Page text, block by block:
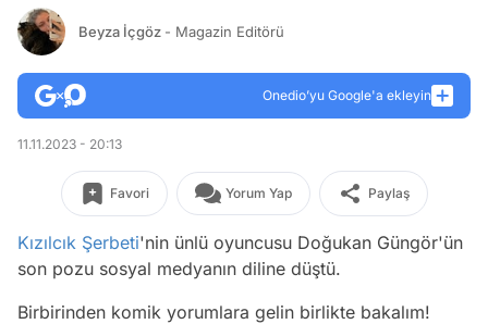
Beyza İçgöz - Magazin Editörü
Onedio’yu Google'a ekleyin
11.11.2023 - 20:13
Favori Yorum Yap Paylaş
Kızılcık Şerbeti'nin ünlü oyuncusu Doğukan Güngör'ün
son pozu sosyal medyanın diline düştü.
Birbirinden komik yorumlara gelin birlikte bakalım!